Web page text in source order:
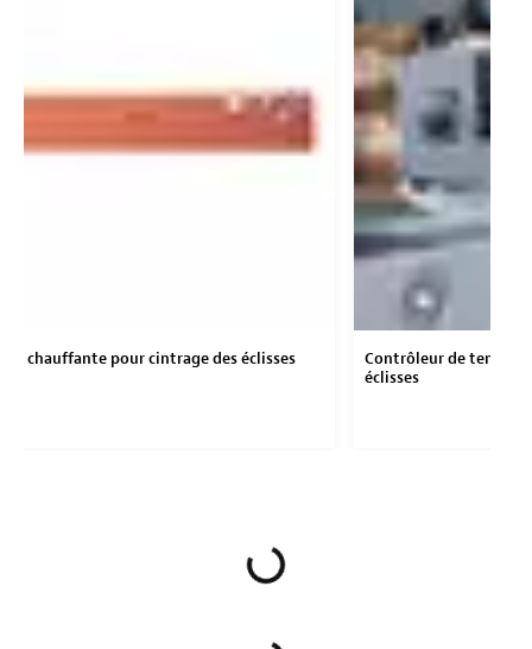
chauffante pour cintrage des éclisses
Contrôleur de
éclisses